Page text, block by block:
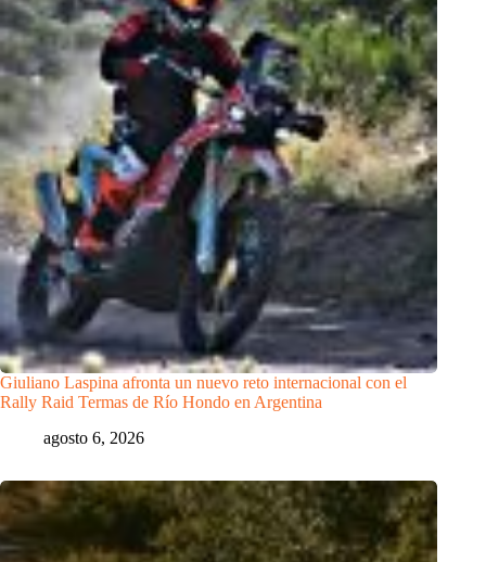
Giuliano Laspina afronta un nuevo reto internacional con el
Rally Raid Termas de Río Hondo en Argentina
agosto 6, 2026